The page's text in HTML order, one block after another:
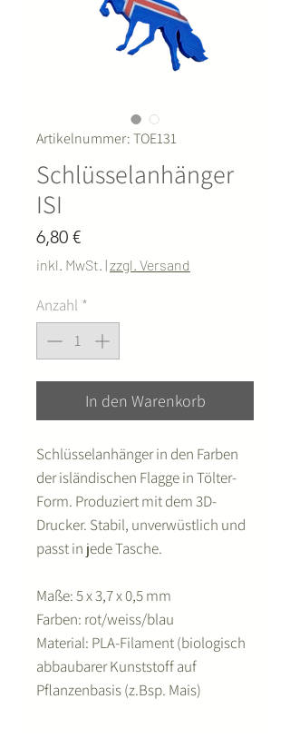
Artikelnummer: TOE131
Schlüsselanhänger
ISI
6,80 €Preis
inkl. MwSt. |zzgl. Versand
Anzahl *
In den Warenkorb
Schlüsselanhänger in den Farben
der isländischen Flagge in Tölter-
Form. Produziert mit dem 3D-
Drucker. Stabil, unverwüstlich und
passt in jede Tasche.
Maße: 5 x 3,7 x 0,5 mm
Farben: rot/weiss/blau
Material: PLA-Filament (biologisch
abbaubarer Kunststoff auf
Pflanzenbasis (z.Bsp. Mais)